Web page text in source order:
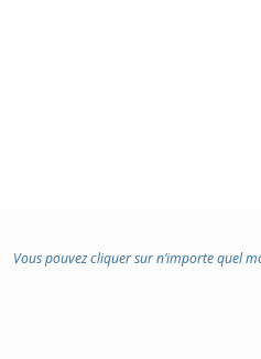
Vous pouvez cliquer sur n’importe quel